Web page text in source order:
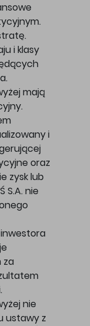
i klasy
mają
i
oraz
zysk lub
S.A. nie
za
nie
ustawy z